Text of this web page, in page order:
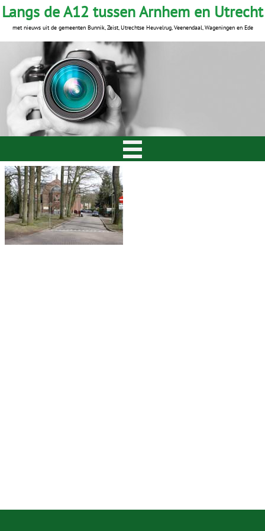
Langs de A12 tussen Arnhem en Utrecht
met nieuws uit de gemeenten Bunnik, Zeist, Utrechtse Heuvelrug, Veenendaal, Wageningen en Ede